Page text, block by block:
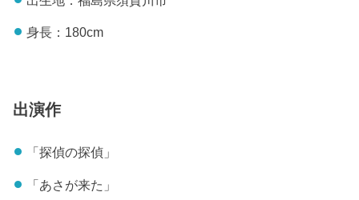
身長：180cm
出演作
「探偵の探偵」
「あさが来た」